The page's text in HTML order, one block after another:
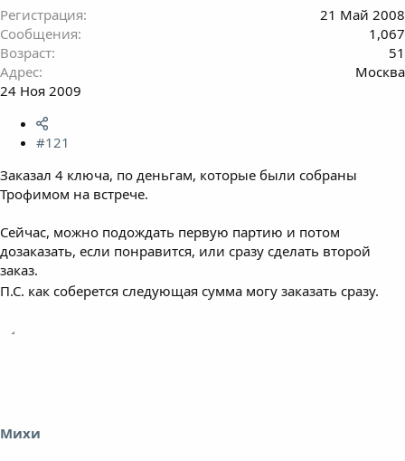
Регистрация
21 Май 2008
Сообщения
1,067
Возраст
51
Адрес
Москва
24 Ноя 2009
#121
Заказал 4 ключа, по деньгам, которые были собраны
Трофимом на встрече.
Сейчас, можно подождать первую партию и потом
дозаказать, если понравится, или сразу сделать второй
заказ.
П.С. как соберется следующая сумма могу заказать сразу.
Михи